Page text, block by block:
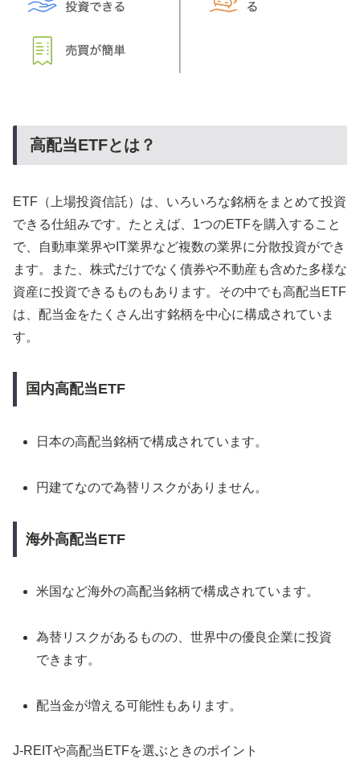
高配当ETFとは？
ETF（上場投資信託）は、いろいろな銘柄をまとめて投資
できる仕組みです。たとえば、1つのETFを購入すること
で、自動車業界やIT業界など複数の業界に分散投資ができ
ます。また、株式だけでなく債券や不動産も含めた多様な
資産に投資できるものもあります。その中でも高配当ETF
は、配当金をたくさん出す銘柄を中心に構成されていま
す。
国内高配当ETF
日本の高配当銘柄で構成されています。
円建てなので為替リスクがありません。
海外高配当ETF
米国など海外の高配当銘柄で構成されています。
為替リスクがあるものの、世界中の優良企業に投資
できます。
配当金が増える可能性もあります。
J-REITや高配当ETFを選ぶときのポイント